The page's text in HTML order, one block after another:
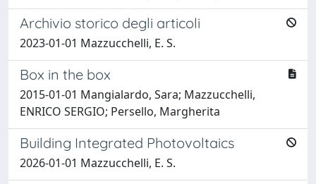
Archivio storico degli articoli
2023-01-01 Mazzucchelli, E. S.
Box in the box
2015-01-01 Mangialardo, Sara; Mazzucchelli,
ENRICO SERGIO; Persello, Margherita
Building Integrated Photovoltaics
2026-01-01 Mazzucchelli, E. S.